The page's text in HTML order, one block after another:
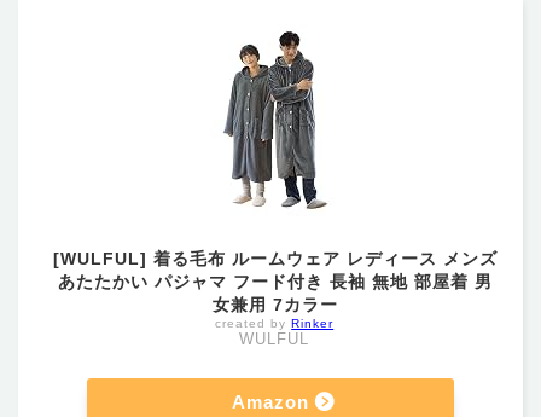
[WULFUL] 着る毛布 ルームウェア レディース メンズ
あたたかい パジャマ フード付き 長袖 無地 部屋着 男
女兼用 7カラー
created byRinker
WULFUL
Amazon